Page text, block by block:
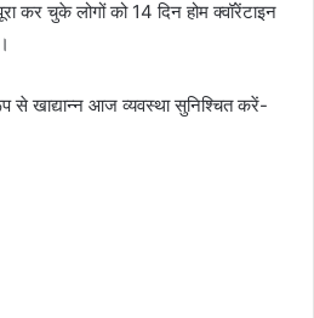
कर चुके लोगों को 14 दिन होम क्वॉरेंटाइन
रूप से खाद्यान्न आज व्यवस्था सुनिश्चित करें-